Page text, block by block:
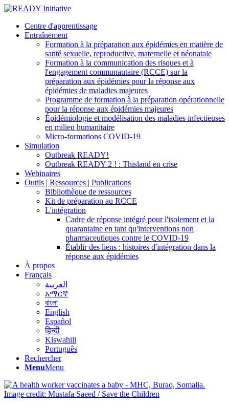
Centre d'apprentissage
Entraînement
Formation à la préparation aux épidémies en matière de
santé sexuelle, reproductive, maternelle et néonatale
Formation à la communication des risques et à
l'engagement communautaire (RCCE) sur la
préparation aux épidémies pour la réponse aux
épidémies de maladies majeures
Programme de formation à la préparation opérationnelle
pour la réponse aux épidémies majeures
Épidémiologie et modélisation des maladies infectieuses
en milieu humanitaire
Micro-formations COVID-19
Simulation
Outbreak READY!
Outbreak READY 2 ! : Thisland en crise
Webinaires
Outils | Ressources | Publications
Bibliothèque de ressources
Kit de préparation au RCCE
L'intégration
Cadre de réponse intégré pour l'isolement et la
quarantaine en tant qu'interventions non
pharmaceutiques contre le COVID-19
Établir des liens : histoires d'intégration dans la
réponse aux épidémies
À propos
Français
العربية
አማርኛ
বাংলা
English
Español
हिन्दी
Kiswahili
Português
Rechercher
MenuMenu